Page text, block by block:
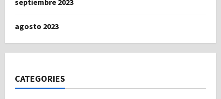
agosto 2023
CATEGORIES